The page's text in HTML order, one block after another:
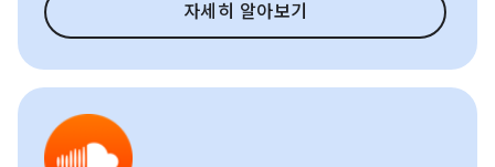
자세히 알아보기